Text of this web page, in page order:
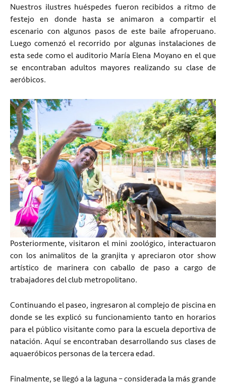
Nuestros ilustres huéspedes fueron recibidos a ritmo de
festejo en donde hasta se animaron a compartir el
escenario con algunos pasos de este baile afroperuano.
Luego comenzó el recorrido por algunas instalaciones de
esta sede como el auditorio María Elena Moyano en el que
se encontraban adultos mayores realizando su clase de
aeróbicos.
Posteriormente, visitaron el mini zoológico, interactuaron
con los animalitos de la granjita y apreciaron otor show
artístico de marinera con caballo de paso a cargo de
trabajadores del club metropolitano.
Continuando el paseo, ingresaron al complejo de piscina en
donde se les explicó su funcionamiento tanto en horarios
para el público visitante como para la escuela deportiva de
natación. Aquí se encontraban desarrollando sus clases de
aquaeróbicos personas de la tercera edad.
Finalmente, se llegó a la laguna – considerada la más grande